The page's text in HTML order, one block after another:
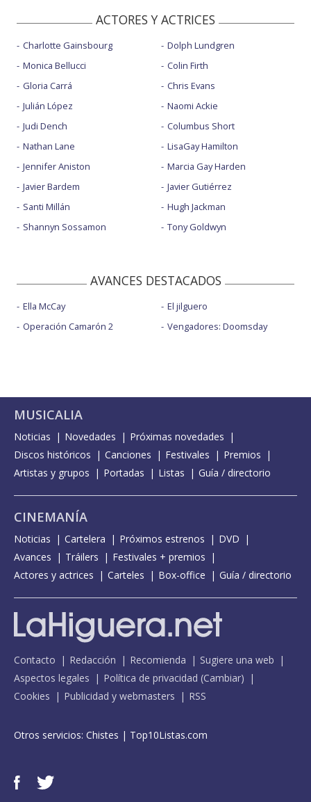
ACTORES Y ACTRICES
Charlotte Gainsbourg
Monica Bellucci
Gloria Carrá
Julián López
Judi Dench
Nathan Lane
Jennifer Aniston
Javier Bardem
Santi Millán
Shannyn Sossamon
Dolph Lundgren
Colin Firth
Chris Evans
Naomi Ackie
Columbus Short
LisaGay Hamilton
Marcia Gay Harden
Javier Gutiérrez
Hugh Jackman
Tony Goldwyn
AVANCES DESTACADOS
Ella McCay
Operación Camarón 2
El jilguero
Vengadores: Doomsday
MUSICALIA
Noticias Novedades
Próximas novedades
Discos históricos
Canciones Festivales
Premios
Artistas y grupos
Portadas Listas Guía / directorio
CINEMANÍA
Noticias Cartelera Próximos estrenos
DVD
Avances
Tráilers
Festivales + premios
Actores y actrices
Carteles Box-office Guía / directorio
Contacto Redacción Recomienda
Sugiere una web
Aspectos legales
Política de privacidad (Cambiar)
Cookies
Publicidad y webmasters RSS
Otros servicios: Chistes | Top10Listas.com